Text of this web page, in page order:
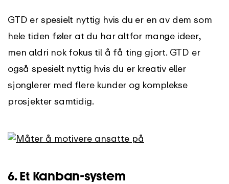
GTD er spesielt nyttig hvis du er en av dem som
hele tiden føler at du har altfor mange ideer,
men aldri nok fokus til å få ting gjort. GTD er
også spesielt nyttig hvis du er kreativ eller
sjonglerer med flere kunder og komplekse
prosjekter samtidig.
6. Et Kanban-system